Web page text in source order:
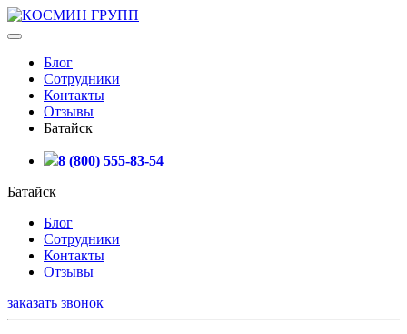
Блог
Сотрудники
Контакты
Отзывы
Батайск
8 (800) 555-83-54
Батайск
Блог
Сотрудники
Контакты
Отзывы
заказать звонок